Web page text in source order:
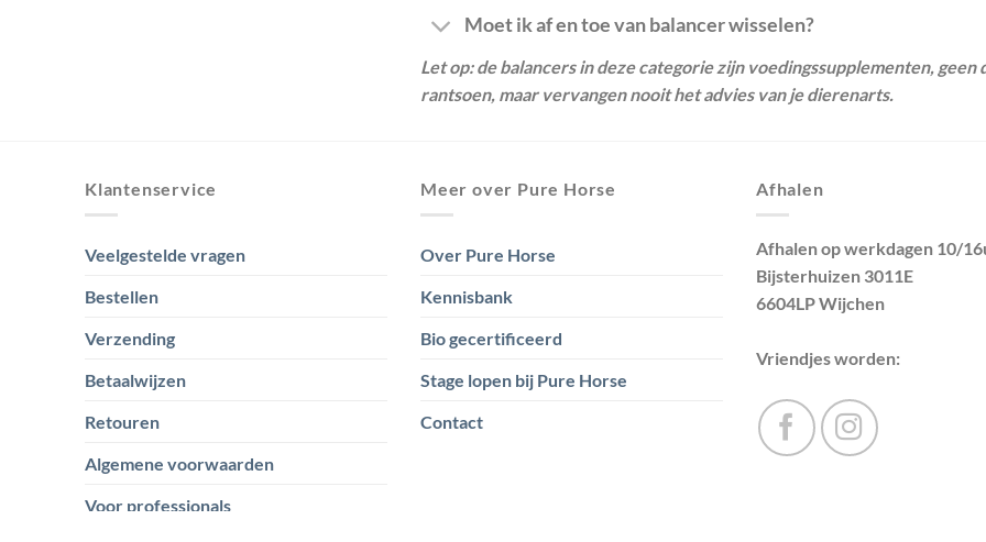
Moet ik af en toe van balancer wisselen?
Let op: de balancers in deze categorie zijn voedingssupplementen,
rantsoen, maar vervangen nooit het advies van je dierenarts.
Klantenservice
Veelgestelde vragen
Bestellen
Verzending
Betaalwijzen
Retouren
Algemene voorwaarden
Voor professionals
Meer over Pure Horse
Over Pure Horse
Kennisbank
Bio gecertificeerd
Stage lopen bij Pure Horse
Contact
Afhalen
Afhalen op werkdagen 10/
Bijsterhuizen 3011E
6604LP Wijchen
Vriendjes worden: